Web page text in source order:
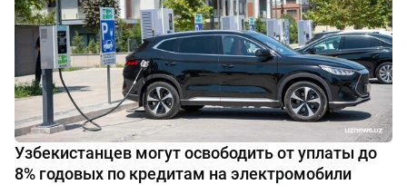
Узбекистанцев могут освободить от уплаты до
8% годовых по кредитам на электромобили